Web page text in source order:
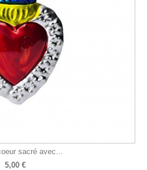
sacré avec...
5,00 €